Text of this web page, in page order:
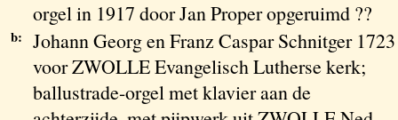
orgel in 1917 door Jan Proper opgeruimd ??
b:
Johann Georg en Franz Caspar Schnitger 1723
voor ZWOLLE Evangelisch Lutherse kerk;
ballustrade-orgel met klavier aan de